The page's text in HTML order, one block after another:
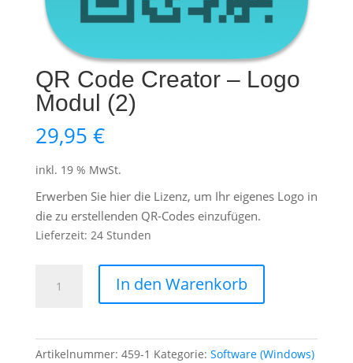
QR Code Creator – Logo
Modul (2)
29,95 €
inkl. 19 % MwSt.
Erwerben Sie hier die Lizenz, um Ihr eigenes Logo in
die zu erstellenden QR-Codes einzufügen.
Lieferzeit: 24 Stunden
Code
Logo
In den Warenkorb
Artikelnummer: 459-1 Kategorie: Software (Windows)